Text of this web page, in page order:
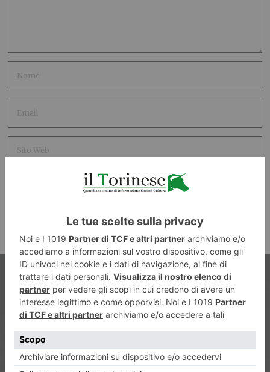
38 Gradi e altri Blackout. Ma il